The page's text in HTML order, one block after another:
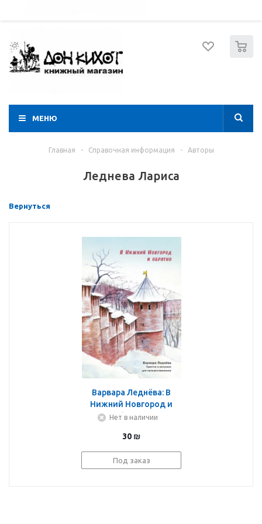
МЕНЮ
Главная - Справочная информация - Авторы
Леднева Лариса
Вернуться
Варвара Леднёва: В
Нижний Новгород и
обратно
Нет в наличии
30 ₪
Под заказ